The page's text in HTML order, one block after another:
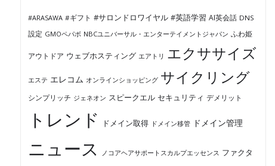
#ARASAWA #ギフト #サロンドロワイヤル #英語学習 AI英会話 DNS
設定 GMOペパボ NBCユニバーサル・エンターテイメントジャパン ふわ姫
アウトドア ウェブホスティング エアトリ エクササイズ
エステ エレコム オンラインショッピング サイクリング
シンプリッチ ジェネオン スピークエル セキュリティ デメリット
トレンド ドメイン取得 ドメイン移管 ドメイン管理
ニュース ノコアヘアサポートスカルプエッセンス ファクタ